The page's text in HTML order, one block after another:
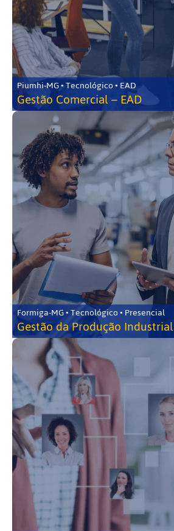
Piumhi-MG • Tecnológico • EAD
Gestão Comercial – EAD
Formiga-MG • Tecnológico • Presencial
Gestão da Produção Industrial